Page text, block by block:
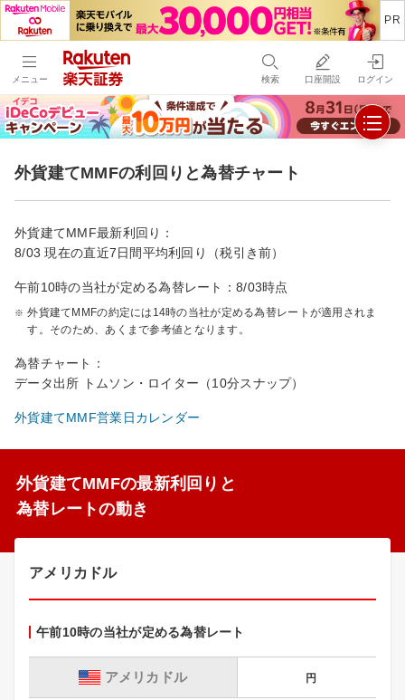
メニュー 検索 口座開設 ログイン
外貨建てMMFの利回りと為替チャート
外貨建てMMF最新利回り：
8/03 現在の直近7日間平均利回り（税引き前）
午前10時の当社が定める為替レート：8/03時点
外貨建てMMFの約定には14時の当社が定める為替レートが適用されま
す。そのため、あくまで参考値となります。
為替チャート：
データ出所 トムソン・ロイター（10分スナップ）
外貨建てMMF営業日カレンダー
外貨建てMMFの最新利回りと
為替レートの動き
アメリカドル
午前10時の当社が定める為替レート
アメリカドル 円